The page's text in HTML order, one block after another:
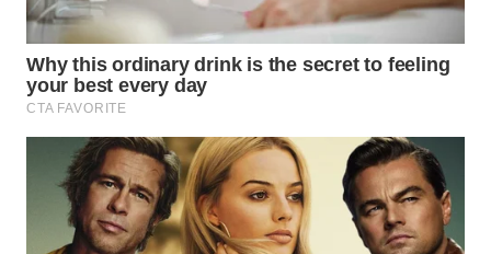
WN
TAPANULI
UTARA
WN
SAMOSIR
WN